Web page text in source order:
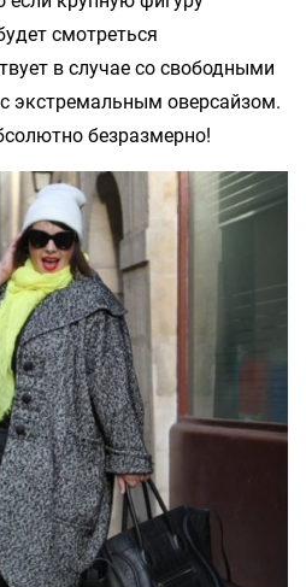
смотреться
в случае со свободными
экстремальным оверсайзом.
безразмерно!